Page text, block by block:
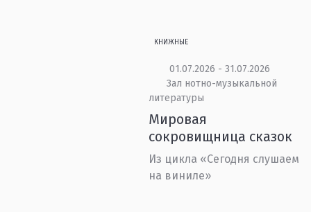
КНИЖНЫЕ
01.07.2026 - 31.07.2026
Зал нотно-музыкальной
литературы
Мировая
сокровищница сказок
Из цикла «Сегодня слушаем
на виниле»